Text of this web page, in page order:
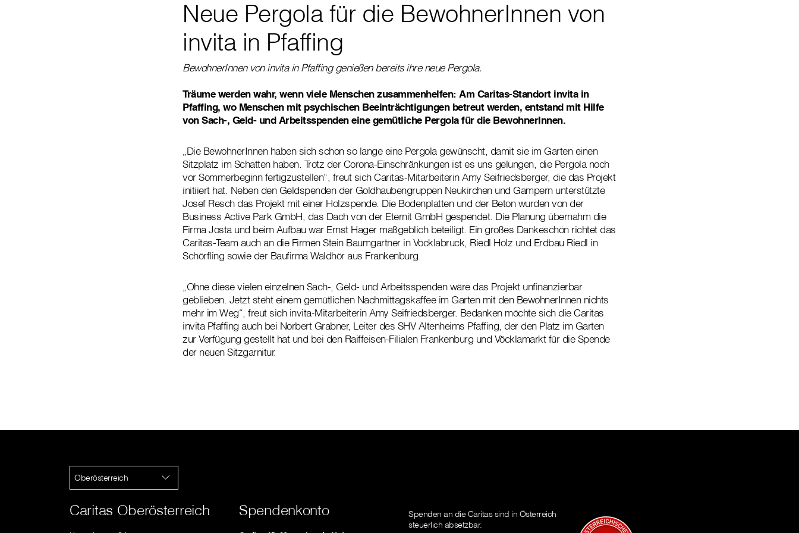
Neue Pergola für die BewohnerInnen von
invita in Pfaffing
BewohnerInnen von invita in Pfaffing genießen bereits ihre neue Pergola.
Träume werden wahr, wenn viele Menschen zusammenhelfen: Am Caritas-Standort invita in
Pfaffing, wo Menschen mit psychischen Beeinträchtigungen betreut werden, entstand mit Hilfe
von Sach-, Geld- und Arbeitsspenden eine gemütliche Pergola für die BewohnerInnen.
„Die BewohnerInnen haben sich schon so lange eine Pergola gewünscht, damit sie im Garten einen
Sitzplatz im Schatten haben. Trotz der Corona-Einschränkungen ist es uns gelungen, die Pergola noch
vor Sommerbeginn fertigzustellen“, freut sich Caritas-Mitarbeiterin Amy Seifriedsberger, die das Projekt
initiiert hat. Neben den Geldspenden der Goldhaubengruppen Neukirchen und Gampern unterstützte
Josef Resch das Projekt mit einer Holzspende. Die Bodenplatten und der Beton wurden von der
Business Active Park GmbH, das Dach von der Eternit GmbH gespendet. Die Planung übernahm die
Firma Josta und beim Aufbau war Ernst Hager maßgeblich beteiligt. Ein großes Dankeschön richtet das
Caritas-Team auch an die Firmen Stein Baumgartner in Vöcklabruck, Riedl Holz und Erdbau Riedl in
Schörfling sowie der Baufirma Waldhör aus Frankenburg.
„Ohne diese vielen einzelnen Sach-, Geld- und Arbeitsspenden wäre das Projekt unfinanzierbar
geblieben. Jetzt steht einem gemütlichen Nachmittagskaffee im Garten mit den BewohnerInnen nichts
mehr im Weg“, freut sich invita-Mitarbeiterin Amy Seifriedsberger. Bedanken möchte sich die Caritas
invita Pfaffing auch bei Norbert Grabner, Leiter des SHV Altenheims Pfaffing, der den Platz im Garten
zur Verfügung gestellt hat und bei den Raiffeisen-Filialen Frankenburg und Vöcklamarkt für die Spende
der neuen Sitzgarnitur.
Oberösterreich
Caritas Oberösterreich Spendenkonto
Spenden an die Caritas sind in Österreich
steuerlich absetzbar.